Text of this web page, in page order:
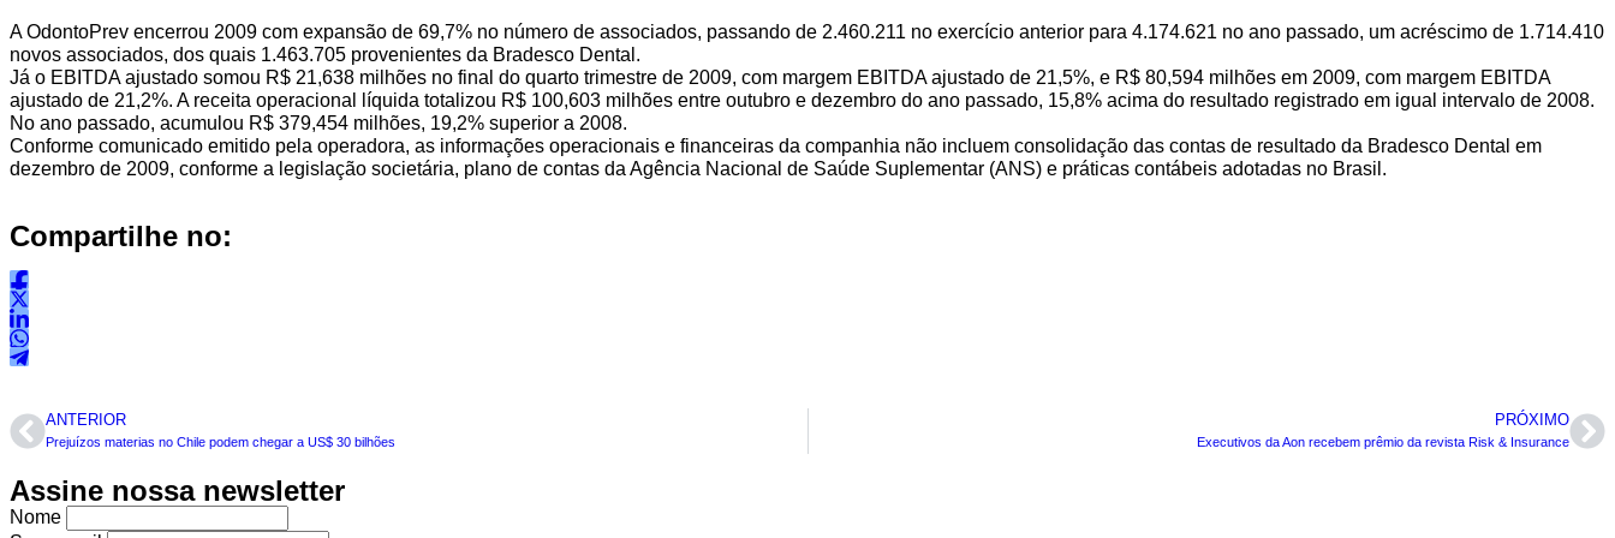
A OdontoPrev encerrou 2009 com expansão de 69,7% no número de associados, passando de 2.460.211 no exercício anterior para 4.174.621 no ano passado, um acréscimo de 1.714.410
novos associados, dos quais 1.463.705 provenientes da Bradesco Dental.
Já o EBITDA ajustado somou R$ 21,638 milhões no final do quarto trimestre de 2009, com margem EBITDA ajustado de 21,5%, e R$ 80,594 milhões em 2009, com margem EBITDA
ajustado de 21,2%. A receita operacional líquida totalizou R$ 100,603 milhões entre outubro e dezembro do ano passado, 15,8% acima do resultado registrado em igual intervalo de 2008.
No ano passado, acumulou R$ 379,454 milhões, 19,2% superior a 2008.
Conforme comunicado emitido pela operadora, as informações operacionais e financeiras da companhia não incluem consolidação das contas de resultado da Bradesco Dental em
dezembro de 2009, conforme a legislação societária, plano de contas da Agência Nacional de Saúde Suplementar (ANS) e práticas contábeis adotadas no Brasil.
Compartilhe no:
ANTERIOR
Prejuízos materias no Chile podem chegar a US$ 30 bilhões
PRÓXIMO
Executivos da Aon recebem prêmio da revista Risk & Insurance
Assine nossa newsletter
Nome